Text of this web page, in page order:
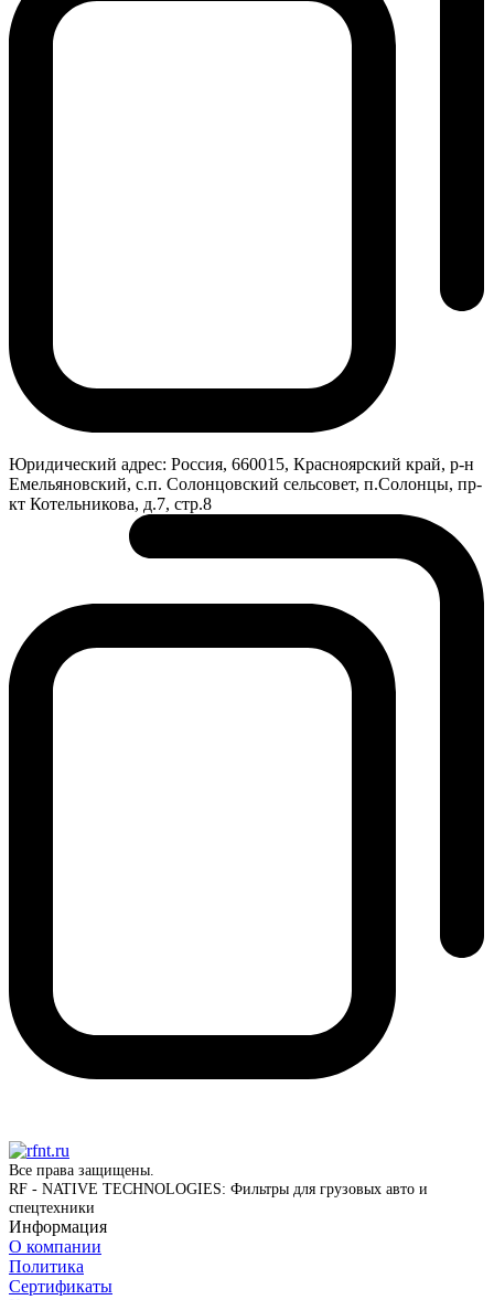
Юридический адрес: Россия, 660015, Красноярский край, р-н
Емельяновский, с.п. Солонцовский сельсовет, п.Солонцы, пр-
кт Котельникова, д.7, стр.8
Все права защищены.
RF - NATIVE TECHNOLOGIES: Фильтры для грузовых авто и
спецтехники
Информация
О компании
Политика
Сертификаты